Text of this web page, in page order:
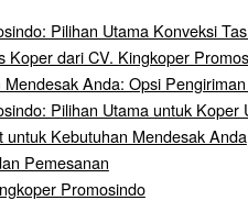
Pilihan Utama Konveksi
Koper dari CV. Kingkoper
Anda: Opsi
Pilihan Utama untuk
untuk Kebutuhan Mendesak Anda
Pemesanan
Promosindo